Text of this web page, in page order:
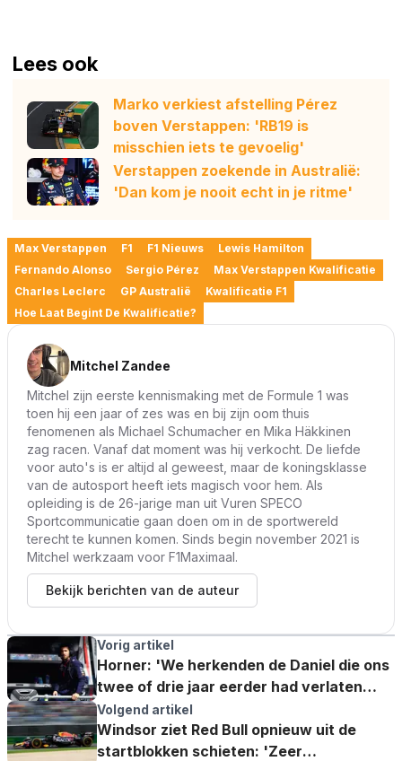
Lees ook
Marko verkiest afstelling Pérez
boven Verstappen: 'RB19 is
misschien iets te gevoelig'
Verstappen zoekende in Australië:
'Dan kom je nooit echt in je ritme'
Max Verstappen F1 F1 Nieuws
Lewis Hamilton
Fernando Alonso
Sergio Pérez
Max Verstappen Kwalificatie
Charles Leclerc
GP Australië
Kwalificatie F1
Hoe Laat Begint De Kwalificatie?
Mitchel Zandee
Mitchel zijn eerste kennismaking met de Formule 1 was
toen hij een jaar of zes was en bij zijn oom thuis
fenomenen als Michael Schumacher en Mika Häkkinen
zag racen. Vanaf dat moment was hij verkocht. De liefde
voor auto's is er altijd al geweest, maar de koningsklasse
van de autosport heeft iets magisch voor hem. Als
opleiding is de 26-jarige man uit Vuren SPECO
Sportcommunicatie gaan doen om in de sportwereld
terecht te kunnen komen. Sinds begin november 2021 is
Mitchel werkzaam voor F1Maximaal.
Bekijk berichten van de auteur
Vorig artikel
Horner: 'We herkenden de Daniel die ons
twee of drie jaar eerder had verlaten
niet'
Volgend artikel
Windsor ziet Red Bull opnieuw uit de
startblokken schieten: 'Zeer